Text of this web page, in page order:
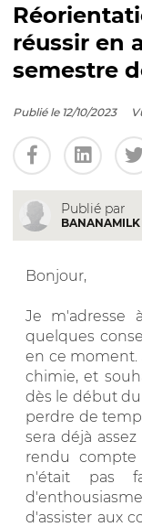
réussir en
semestre
Publié le 12/10/2023
Publié par
BANANAMILK
Bonjour,
Je m'adresse
quelques
en ce moment.
chimie, et
dès le début
perdre de
sera déjà
rendu
n'était pas
d'assister aux